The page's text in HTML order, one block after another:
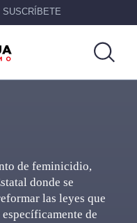
SUSCRÍBETE
de feminicidio,
donde se
las leyes que
de